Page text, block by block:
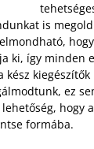
is
ki, így minden
kész
ez
hogy
formába.